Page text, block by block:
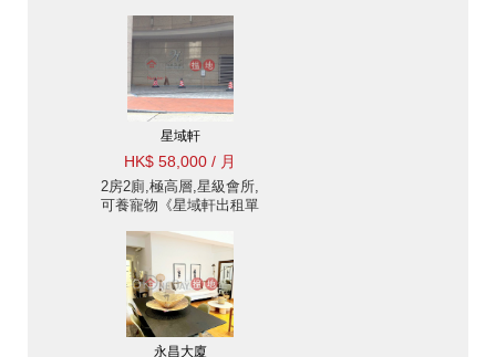
星域軒
HK$ 58,000 / 月
2房2廁,極高層,星級會所,
可養寵物《星域軒出租單
永昌大廈